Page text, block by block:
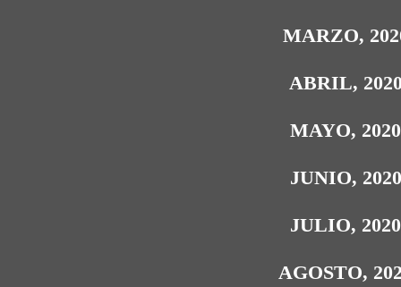
MARZO,
ABRIL,
MAYO, 2020
JUNIO, 2020
JULIO, 2020
AGOSTO,